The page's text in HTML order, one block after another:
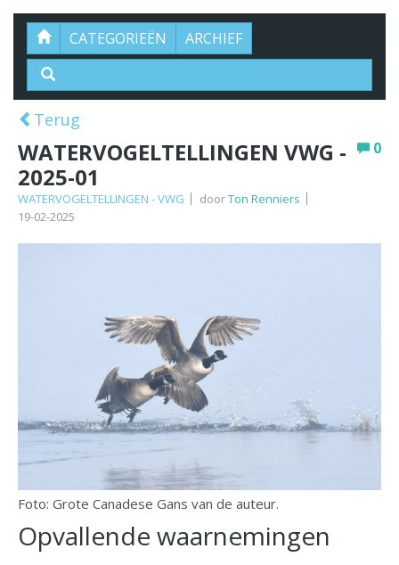
CATEGORIEËN ARCHIEF
Terug
0
WATERVOGELTELLINGEN VWG -
2025-01
WATERVOGELTELLINGEN - VWG doorTon Renniers
19-02-2025
Foto: Grote Canadese Gans van de auteur.
Opvallende waarnemingen